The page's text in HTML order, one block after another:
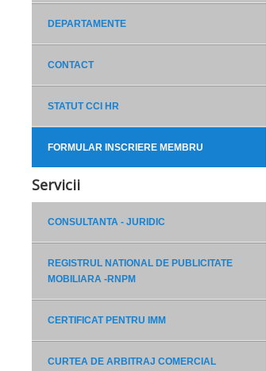
DEPARTAMENTE
CONTACT
STATUT CCI HR
FORMULAR INSCRIERE MEMBRU
Servicii
CONSULTANTA - JURIDIC
REGISTRUL NATIONAL DE PUBLICITATE
MOBILIARA -RNPM
CERTIFICAT PENTRU IMM
CURTEA DE ARBITRAJ COMERCIAL